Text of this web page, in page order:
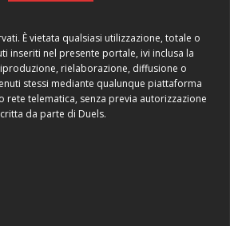
È vietata qualsiasi utilizzazione, totale o
inseriti nel presente portale, ivi inclusa la
rielaborazione, diffusione o
stessi mediante qualunque piattaforma
rete telematica, senza previa autorizzazione
da parte di Duels.